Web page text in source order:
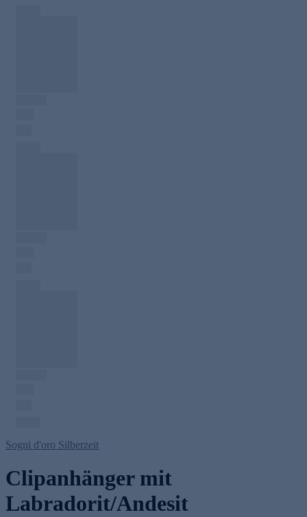
Sogni d'oro Silberzeit
Clipanhänger mit
Labradorit/Andesit